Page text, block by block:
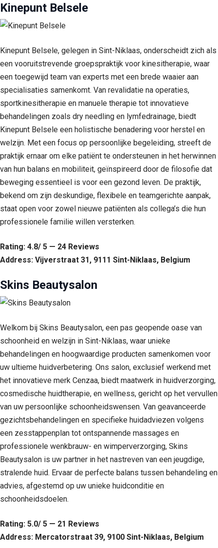
Kinepunt Belsele
Kinepunt Belsele, gelegen in Sint-Niklaas, onderscheidt zich als
een vooruitstrevende groepspraktijk voor kinesitherapie, waar
een toegewijd team van experts met een brede waaier aan
specialisaties samenkomt. Van revalidatie na operaties,
sportkinesitherapie en manuele therapie tot innovatieve
behandelingen zoals dry needling en lymfedrainage, biedt
Kinepunt Belsele een holistische benadering voor herstel en
welzijn. Met een focus op persoonlijke begeleiding, streeft de
praktijk ernaar om elke patiënt te ondersteunen in het herwinnen
van hun balans en mobiliteit, geïnspireerd door de filosofie dat
beweging essentieel is voor een gezond leven. De praktijk,
bekend om zijn deskundige, flexibele en teamgerichte aanpak,
staat open voor zowel nieuwe patiënten als collega’s die hun
professionele familie willen versterken.
Rating: 4.8/ 5 — 24 Reviews
Address: Vijverstraat 31, 9111 Sint-Niklaas, Belgium
Skins Beautysalon
Welkom bij Skins Beautysalon, een pas geopende oase van
schoonheid en welzijn in Sint-Niklaas, waar unieke
behandelingen en hoogwaardige producten samenkomen voor
uw ultieme huidverbetering. Ons salon, exclusief werkend met
het innovatieve merk Cenzaa, biedt maatwerk in huidverzorging,
cosmedische huidtherapie, en wellness, gericht op het vervullen
van uw persoonlijke schoonheidswensen. Van geavanceerde
gezichtsbehandelingen en specifieke huidadviezen volgens
een zesstappenplan tot ontspannende massages en
professionele wenkbrauw- en wimperverzorging, Skins
Beautysalon is uw partner in het nastreven van een jeugdige,
stralende huid. Ervaar de perfecte balans tussen behandeling en
advies, afgestemd op uw unieke huidconditie en
schoonheidsdoelen.
Rating: 5.0/ 5 — 21 Reviews
Address: Mercatorstraat 39, 9100 Sint-Niklaas, Belgium